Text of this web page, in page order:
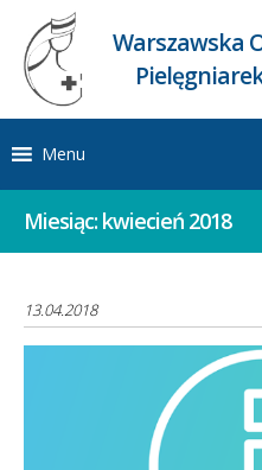
Warszawska
Menu
Miesiąc: kwiecień 2018
13.04.2018